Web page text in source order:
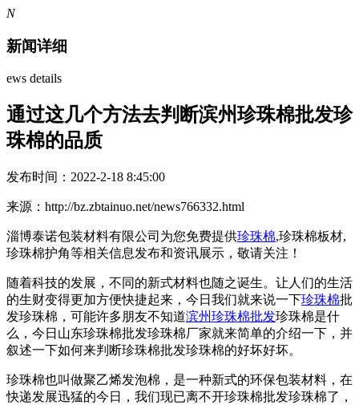
N
新闻详细
ews details
通过这几个方法去判断滨州珍珠棉批发珍
珠棉的品质
发布时间：2022-2-18 8:45:00
来源：http://bz.zbtainuo.net/news766332.html
淄博泰诺包装材料有限公司为您免费提供珍珠棉,珍珠棉板材,
珍珠棉护角等相关信息发布和资讯展示，敬请关注！
随着科技的发展，不同的新式材料也随之诞生。让人们的生活
的生财变得更加方便快捷起来，今日我们就来说一下珍珠棉批
发珍珠棉，可能许多朋友不知道滨州珍珠棉批发珍珠棉是什
么，今日山东珍珠棉批发珍珠棉厂家就来简单的介绍一下，并
叙述一下如何来判断珍珠棉批发珍珠棉的好坏好坏。
珍珠棉也叫做聚乙烯发泡棉，是一种新式的环保包装材料，在
快递发展迅猛的今日，我们现已离不开珍珠棉批发珍珠棉了，